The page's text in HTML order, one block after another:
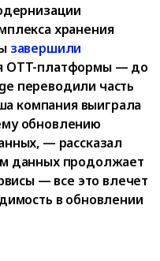
хранения
завершили
OTT-платформы — до
переводили часть
компания выиграла
обновлению
— рассказал
данных продолжает
— все это влечет
в обновлении